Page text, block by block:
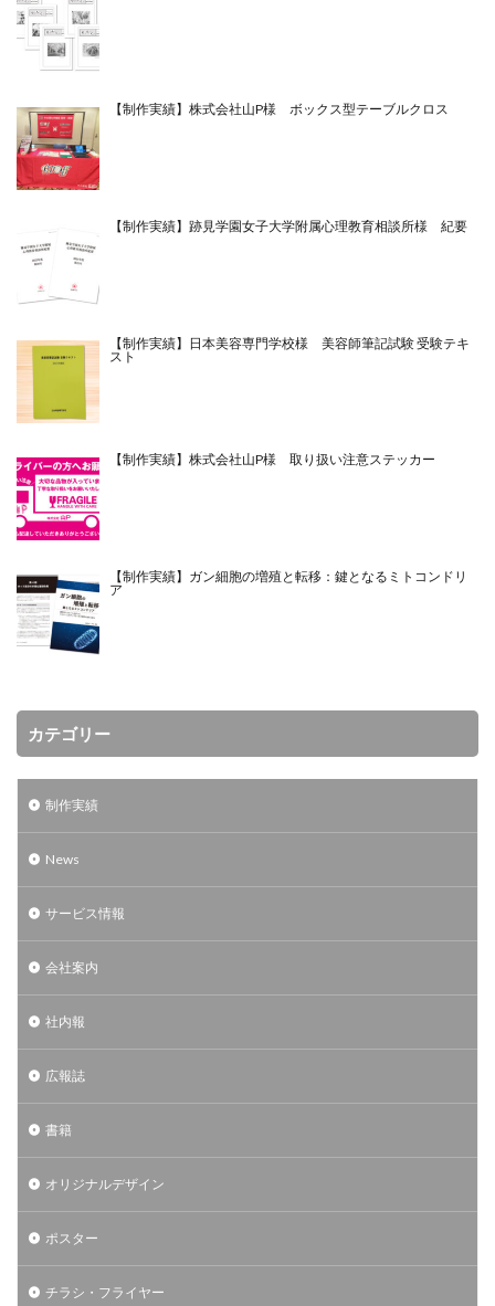
【制作実績】株式会社山P様 ボックス型テーブルクロス
【制作実績】跡見学園女子大学附属心理教育相談所様 紀要
【制作実績】日本美容専門学校様 美容師筆記試験 受験テキ
スト
【制作実績】株式会社山P様 取り扱い注意ステッカー
【制作実績】ガン細胞の増殖と転移：鍵となるミトコンドリ
ア
カテゴリー
制作実績
News
サービス情報
会社案内
社内報
広報誌
書籍
オリジナルデザイン
ポスター
チラシ・フライヤー